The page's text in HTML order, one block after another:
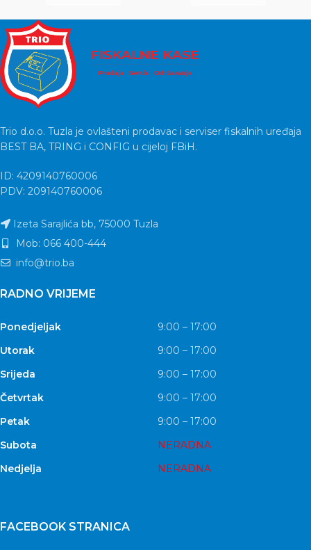
Trio d.o.o. Tuzla je ovlašteni prodavac i serviser fiskalnih uređaja
BEST BA, TRING i CONFIG u cijeloj FBiH.
ID: 4209140760006
PDV: 209140760006
Izeta Sarajlića bb, 75000 Tuzla
Mob: 066 400-444
info@trio.ba
RADNO VRIJEME
Ponedjeljak
9:00 – 17:00
Utorak
9:00 – 17:00
Srijeda
9:00 – 17:00
Četvrtak
9:00 – 17:00
Petak
9:00 – 17:00
Subota
NERADNA
Nedjelja
NERADNA
FACEBOOK STRANICA